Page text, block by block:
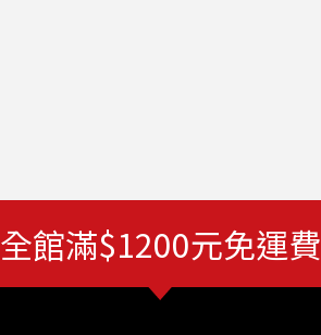
全館滿$1200元免運費